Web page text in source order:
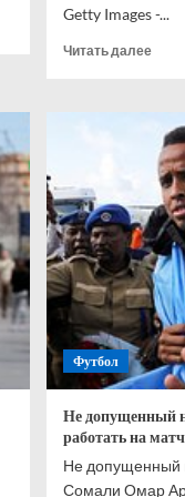
Getty Images -...
Читать далее
ЧМ-
Футбол
Не допущенный
работать на
Не допущенный
Сомали Омар